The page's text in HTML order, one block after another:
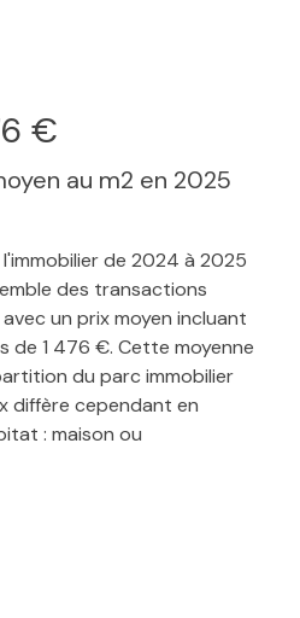
€
au m2 en 2025
de 2024 à 2025
des transactions
un prix moyen incluant
de 1 476 €. Cette moyenne
du parc immobilier
diffère cependant en
: maison ou